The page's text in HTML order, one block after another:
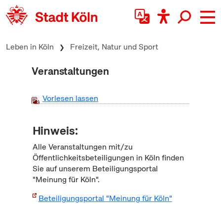
zum Inhalt springen
Leben in Köln Freizeit, Natur und Sport
Veranstaltungen
Vorlesen lassen
Hinweis:
Alle Veranstaltungen mit/zu
Öffentlichkeitsbeteiligungen in Köln finden
Sie auf unserem Beteiligungsportal
"Meinung für Köln".
Beteiligungsportal "Meinung für Köln"